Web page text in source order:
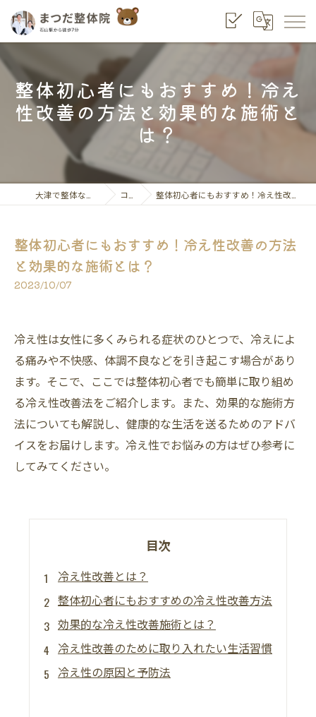
整体初心者にもおすすめ！冷え
性改善の方法と効果的な施術と
は？
コラム 整体初心者にもおすすめ！冷え性改善の方法と効果的な施術とは？
整体初心者にもおすすめ！冷え性改善の方法
と効果的な施術とは？
2023/10/07
冷え性は女性に多くみられる症状のひとつで、冷えによ
る痛みや不快感、体調不良などを引き起こす場合があり
ます。そこで、ここでは整体初心者でも簡単に取り組め
る冷え性改善法をご紹介します。また、効果的な施術方
法についても解説し、健康的な生活を送るためのアドバ
イスをお届けします。冷え性でお悩みの方はぜひ参考に
してみてください。
目次
冷え性改善とは？
整体初心者にもおすすめの冷え性改善方法
効果的な冷え性改善施術とは？
冷え性改善のために取り入れたい生活習慣
冷え性の原因と予防法